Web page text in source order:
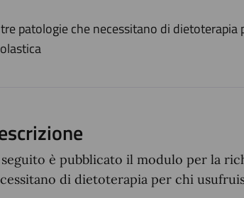
patologie che necessitano di dietoterapia
è pubblicato il modulo per la
di dietoterapia per chi